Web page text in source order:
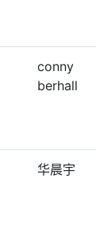
conny
berhall
华晨宇